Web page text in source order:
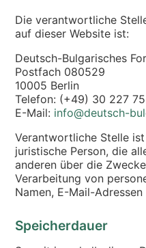
Die verantwortliche
auf dieser Website ist:
Deutsch-Bulgarisches
Postfach 080529
10005 Berlin
Telefon: (+49) 30 227
E-Mail: info@deutsch-
Verantwortliche Stelle
juristische Person, die
anderen über die
Verarbeitung von
Namen, E-Mail-
Speicherdauer